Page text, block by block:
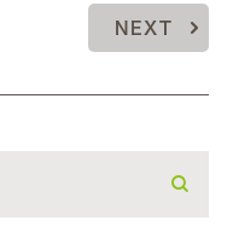
NEXT